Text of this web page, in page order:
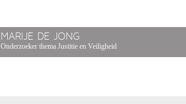
MARIJE DE JONG
Onderzoeker thema Justitie en Veiligheid